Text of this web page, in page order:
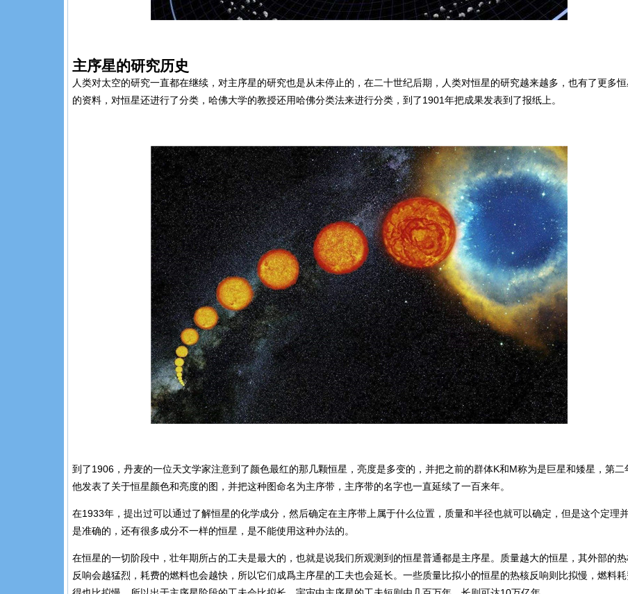
主序星的研究历史
人类对太空的研究一直都在继续，对主序星的研究也是从未停止的，在二十世纪后期，人类对恒星的研究越来越多，也有了更多恒
的资料，对恒星还进行了分类，哈佛大学的教授还用哈佛分类法来进行分类，到了1901年把成果发表到了报纸上。
到了1906，丹麦的一位天文学家注意到了颜色最红的那几颗恒星，亮度是多变的，并把之前的群体K和M称为是巨星和矮星，第二
他发表了关于恒星颜色和亮度的图，并把这种图命名为主序带，主序带的名字也一直延续了一百来年。
在1933年，提出过可以通过了解恒星的化学成分，然后确定在主序带上属于什么位置，质量和半径也就可以确定，但是这个定理
是准确的，还有很多成分不一样的恒星，是不能使用这种办法的。
在恒星的一切阶段中，壮年期所占的工夫是最大的，也就是说我们所观测到的恒星普通都是主序星。质量越大的恒星，其外部的
反响会越猛烈，耗费的燃料也会越快，所以它们成爲主序星的工夫也会延长。一些质量比拟小的恒星的热核反响则比拟慢，燃料